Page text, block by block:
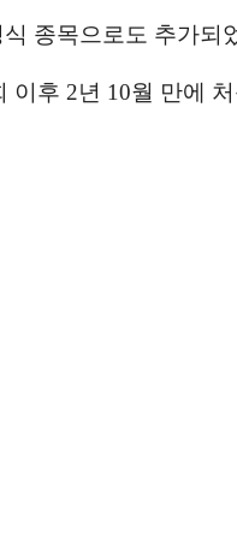
종목으로도 추가되
이후 2년 10월 만에